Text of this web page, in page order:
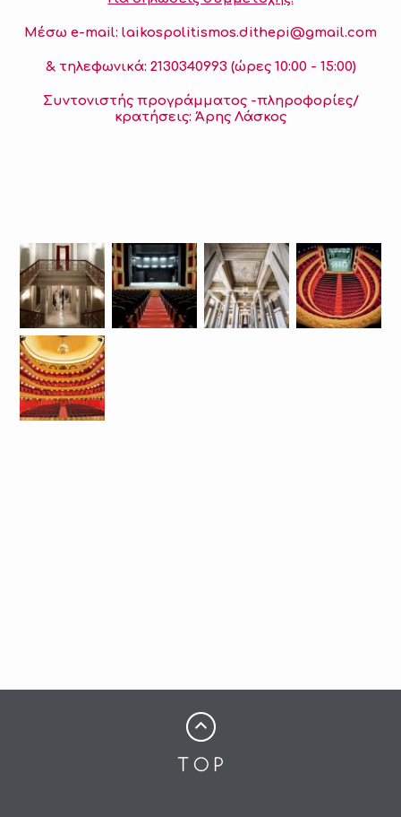
Μέσω e-mail: laikospolitismos.dithepi@gmail.com
& τηλεφωνικά: 2130340993 (ώρες 10:00 - 15:00)
Συντονιστής προγράμματος -πληροφορίες/
κρατήσεις: Άρης Λάσκος